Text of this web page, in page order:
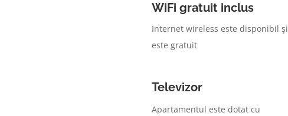
WiFi gratuit inclus
Internet wireless este disponibil şi
este gratuit
Televizor
Apartamentul este dotat cu